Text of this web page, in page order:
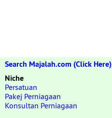
Search Majalah.com (Click Here)
Niche
Persatuan
Pakej Perniagaan
Konsultan Perniagaan